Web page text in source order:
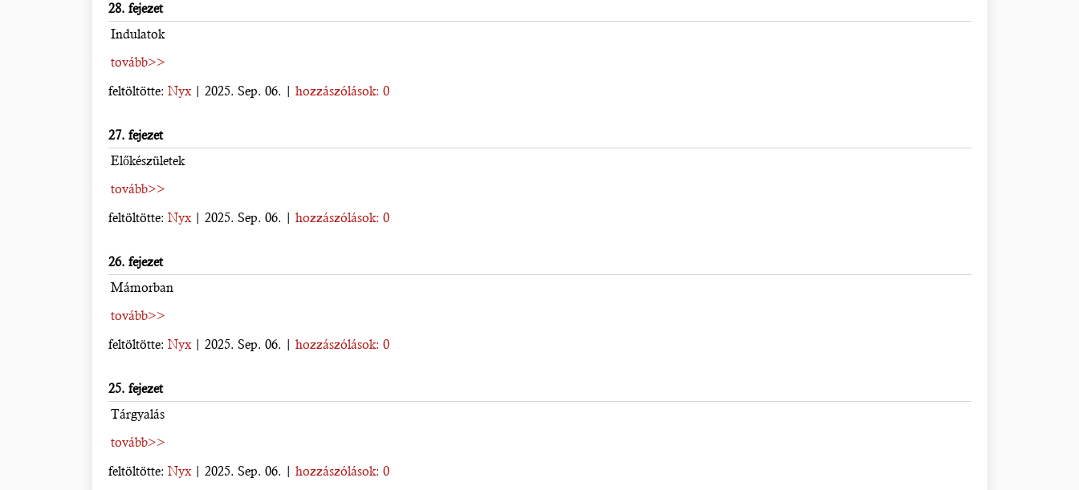
28. fejezet
Indulatok
tovább>>
feltöltötte: Nyx| 2025. Sep. 06. | hozzászólások: 0
27. fejezet
Előkészületek
tovább>>
feltöltötte: Nyx| 2025. Sep. 06. | hozzászólások: 0
26. fejezet
Mámorban
tovább>>
feltöltötte: Nyx| 2025. Sep. 06. | hozzászólások: 0
25. fejezet
Tárgyalás
tovább>>
feltöltötte: Nyx| 2025. Sep. 06. | hozzászólások: 0